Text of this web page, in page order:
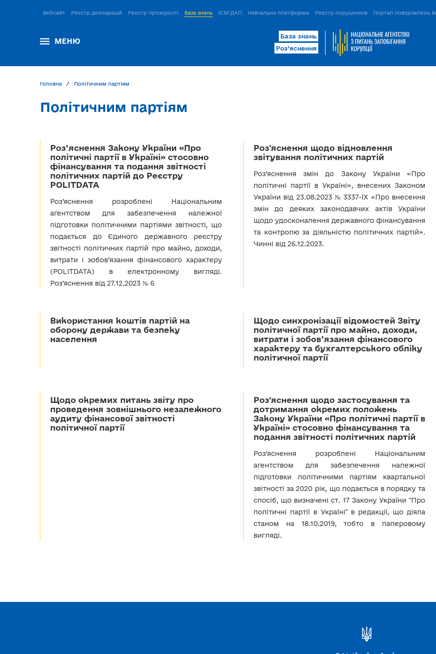
Вебсайт Реєстр декларацій Реєстр прозорості База знань ІСМ ДАП Навчальна платформа Реєстр порушників Портал повідомлень
МЕНЮ
База знань
Роз’яснення
Головна Політичним партіям
Політичним партіям
Роз’яснення Закону України «Про
політичні партії в Україні» стосовно
фінансування та подання звітності
політичних партій до Реєстру
POLITDATA
Роз’яснення розроблені Національним
агентством для забезпечення належної
підготовки політичними партіями звітності, що
подається до Єдиного державного реєстру
звітності політичних партій про майно, доходи,
витрати і зобов’язання фінансового характеру
(POLITDATA) в електронному вигляді.
Роз’яснення від 27.12.2023 № 6
Роз'яснення щодо відновлення
звітування політичних партій
Роз’яснення змін до Закону України «Про
політичні партії в Україні», внесених Законом
України від 23.08.2023 № 3337-IX «Про внесення
змін до деяких законодавчих актів України
щодо удосконалення державного фінансування
та контролю за діяльністю політичних партій».
Чинні від 26.12.2023.
Використання коштів партій на
оборону держави та безпеку
населення
Щодо синхронізації відомостей Звіту
політичної партії про майно, доходи,
витрати і зобов’язання фінансового
характеру та бухгалтерського обліку
політичної партії
Щодо окремих питань звіту про
проведення зовнішнього незалежного
аудиту фінансової звітності
політичної партії
Роз'яснення щодо застосування та
дотримання окремих положень
Закону України «Про політичні партії в
Україні» стосовно фінансування та
подання звітності політичних партій
Роз’яснення розроблені Національним
агентством для забезпечення належної
підготовки політичними партіям квартальної
звітності за 2020 рік, що подається в порядку та
спосіб, що визначені ст. 17 Закону України "Про
політичні партії в Україні" в редакції, що діяла
станом на 18.10.2019, тобто в паперовому
вигляді.